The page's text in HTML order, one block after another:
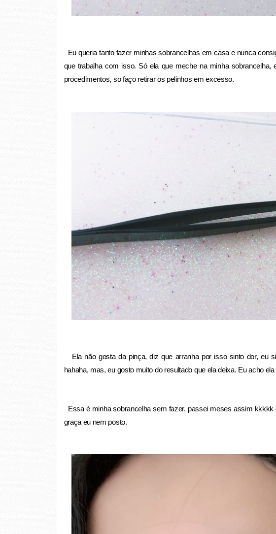
Eu queria tanto fazer minhas sobrancelhas em casa e nunca
que trabalha com isso. Só ela que meche na minha
procedimentos, so faço retirar os pelinhos em excesso.
Ela não gosta da pinça, diz que arranha por isso sinto dor, eu
hahaha, mas, eu gosto muito do resultado que ela deixa. Eu acho
Essa é minha sobrancelha sem fazer, passei meses assim
graça eu nem posto.